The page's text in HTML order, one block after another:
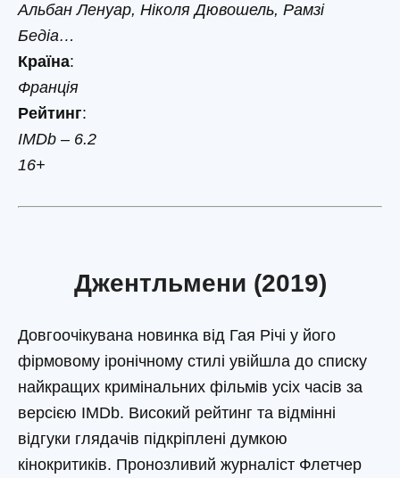
Альбан Ленуар, Ніколя Дювошель, Рамзі
Бедіа…
Країна:
Франція
Рейтинг:
IMDb – 6.2
16+
Джентльмени (2019)
Довгоочікувана новинка від Гая Річі у його
фірмовому іронічному стилі увійшла до списку
найкращих кримінальних фільмів усіх часів за
версією IMDb. Високий рейтинг та відмінні
відгуки глядачів підкріплені думкою
кінокритиків. Пронозливий журналіст Флетчер